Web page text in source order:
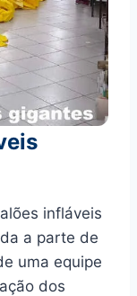
infláveis
a parte de
uma equipe
dos